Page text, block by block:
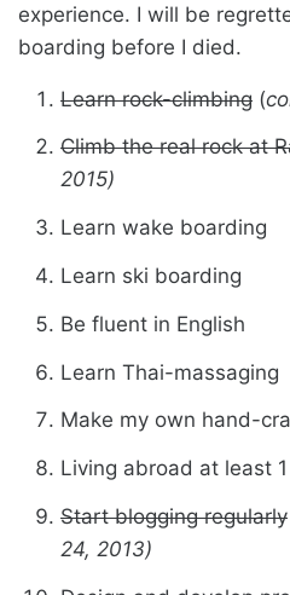
experience. I will be
boarding before I died.
Learn rock-climbing (
Climb the real rock at
2015)
Learn wake boarding
Learn ski boarding
Be fluent in English
Learn Thai-massaging
Make my own hand-
Living abroad at least
Start blogging regularly
24, 2013)